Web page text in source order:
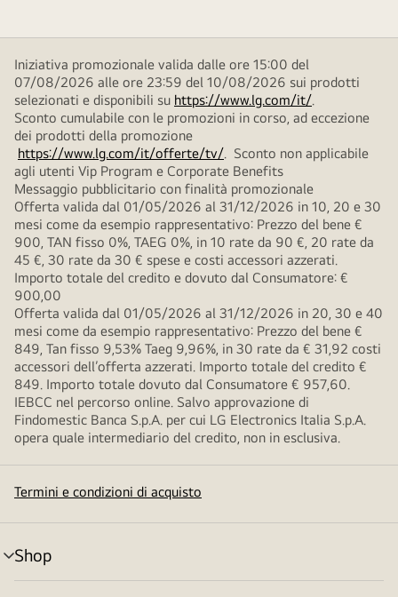
Iniziativa promozionale valida dalle ore 15:00 del
07/08/2026 alle ore 23:59 del 10/08/2026 sui prodotti
selezionati e disponibili su https://www.lg.com/it/.
Sconto cumulabile con le promozioni in corso, ad eccezione
dei prodotti della promozione
https://www.lg.com/it/offerte/tv/. Sconto non applicabile
agli utenti Vip Program e Corporate Benefits
Messaggio pubblicitario con finalità promozionale
Offerta valida dal 01/05/2026 al 31/12/2026 in 10, 20 e 30
mesi come da esempio rappresentativo: Prezzo del bene €
900, TAN fisso 0%, TAEG 0%, in 10 rate da 90 €, 20 rate da
45 €, 30 rate da 30 € spese e costi accessori azzerati.
Importo totale del credito e dovuto dal Consumatore: €
900,00
Offerta valida dal 01/05/2026 al 31/12/2026 in 20, 30 e 40
mesi come da esempio rappresentativo: Prezzo del bene €
849, Tan fisso 9,53% Taeg 9,96%, in 30 rate da € 31,92 costi
accessori dell’offerta azzerati. Importo totale del credito €
849. Importo totale dovuto dal Consumatore € 957,60.
IEBCC nel percorso online. Salvo approvazione di
Findomestic Banca S.p.A. per cui LG Electronics Italia S.p.A.
opera quale intermediario del credito, non in esclusiva.
Termini e condizioni di acquisto
Shop
Attivazione
menu